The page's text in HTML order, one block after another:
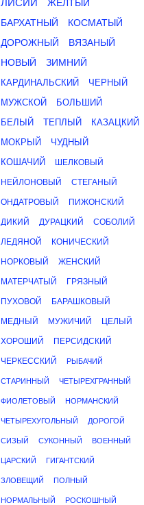
ЛИСИЙ
ЖЕЛТЫЙ
БАРХАТНЫЙ
КОСМАТЫЙ
ДОРОЖНЫЙ
ВЯЗАНЫЙ
НОВЫЙ
ЗИМНИЙ
КАРДИНАЛЬСКИЙ
ЧЕРНЫЙ
МУЖСКОЙ
БОЛЬШИЙ
БЕЛЫЙ
ТЕПЛЫЙ
КАЗАЦКИЙ
МОКРЫЙ
ЧУДНЫЙ
КОШАЧИЙ
ШЕЛКОВЫЙ
НЕЙЛОНОВЫЙ СТЕГАНЫЙ
ОНДАТРОВЫЙ ПИЖОНСКИЙ
ДИКИЙ ДУРАЦКИЙ СОБОЛИЙ
ЛЕДЯНОЙ КОНИЧЕСКИЙ
НОРКОВЫЙ ЖЕНСКИЙ
МАТЕРЧАТЫЙ ГРЯЗНЫЙ
ПУХОВОЙ БАРАШКОВЫЙ
МЕДНЫЙ МУЖИЧИЙ ЦЕЛЫЙ
ХОРОШИЙ ПЕРСИДСКИЙ
ЧЕРКЕССКИЙ РЫБАЧИЙ
СТАРИННЫЙ ЧЕТЫРЕХГРАННЫЙ
ФИОЛЕТОВЫЙ НОРМАНСКИЙ
ЧЕТЫРЕХУГОЛЬНЫЙ ДОРОГОЙ
СИЗЫЙ СУКОННЫЙ ВОЕННЫЙ
ЦАРСКИЙ ГИГАНТСКИЙ
ЗЛОВЕЩИЙ ПОЛНЫЙ
НОРМАЛЬНЫЙ РОСКОШНЫЙ